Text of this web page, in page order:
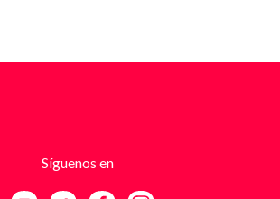
Las exigencias económicas variaban
millones de pesos, dependiendo de
Síguenos en